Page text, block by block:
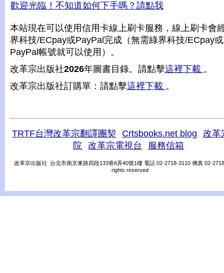
歡迎光臨！不知道如何下手嗎？請點我
本站現在可以使用信用卡線上刷卡服務，線上刷卡會
界科技/ECpay或PayPal完成（無需綠界科技/ECpay或
PayPal帳號就可以使用）。
改革宗出版社2026年圖書目錄。請點擊這裡下載 。
改革宗出版社訂購單：請點擊這裡下載 。
TRTF台灣改革宗翻譯團契 Crtsbooks.net blog
改革
院
改革宗電視台 服務信箱
改革宗出版社 台北市南京東路四段133巷6弄40號1樓 電話 02-2718-3110 傳真 02-
rights reserved